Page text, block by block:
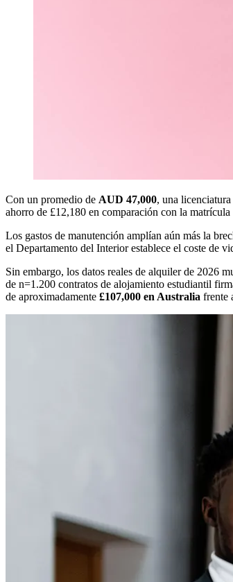
Con un promedio de AUD 47,000, una
ahorro de £12,180 en comparación con la
Los gastos de manutención amplían aún más la
el Departamento del Interior establece el coste de
Sin embargo, los datos reales de alquiler de 2026
de n=1.200 contratos de alojamiento estudiantil
de aproximadamente £107,000 en Australia frente